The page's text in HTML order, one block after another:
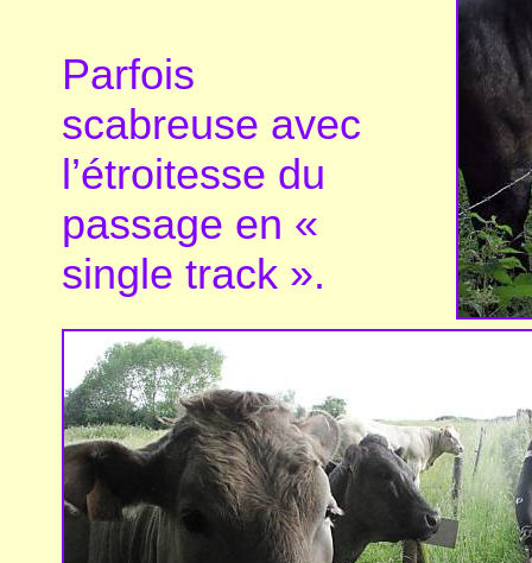
Parfois
scabreuse avec
l’étroitesse du
passage en «
single track ».